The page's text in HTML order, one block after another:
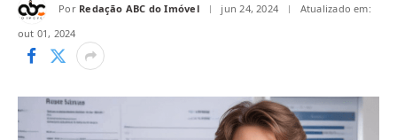
Por Redação ABC do Imóvel jun 24, 2024
Atualizado em:
out 01, 2024